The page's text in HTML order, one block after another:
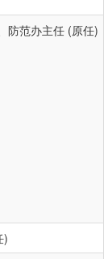
防范办主任 (原任)
)